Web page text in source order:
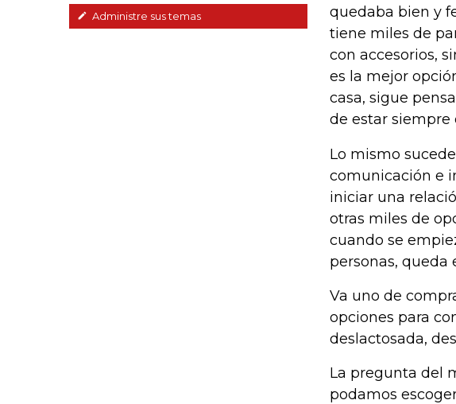
Administre sus temas
quedaba bien y
tiene miles de
con accesorios,
es la mejor
casa, sigue
de estar siempre
Lo mismo
comunicación e
iniciar una
otras miles de
cuando se
personas, queda
Va uno de
opciones para
deslactosada,
La pregunta del
podamos